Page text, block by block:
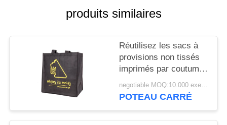
SITE
PRIVACY
POLICY
produits similaires
Réutilisez les sacs à
provisions non tissés
imprimés par coutume
pour le supermarché
promotionnel
negotiable MOQ:10.000 exemplaires
POTEAU CARRÉ